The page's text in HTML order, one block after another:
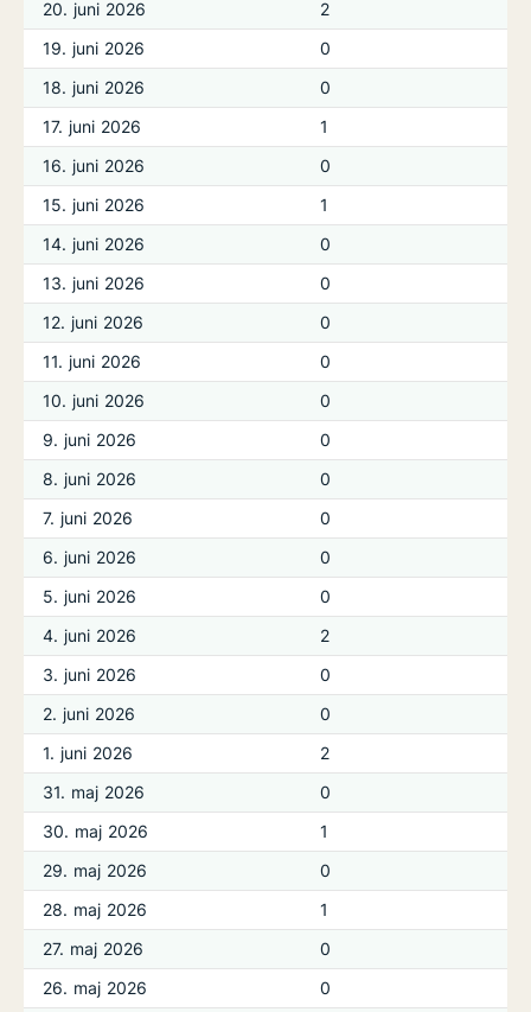
20. juni 2026
2
19. juni 2026
0
18. juni 2026
0
17. juni 2026
1
16. juni 2026
0
15. juni 2026
1
14. juni 2026
0
13. juni 2026
0
12. juni 2026
0
11. juni 2026
0
10. juni 2026
0
9. juni 2026
0
8. juni 2026
0
7. juni 2026
0
6. juni 2026
0
5. juni 2026
0
4. juni 2026
2
3. juni 2026
0
2. juni 2026
0
1. juni 2026
2
31. maj 2026
0
30. maj 2026
1
29. maj 2026
0
28. maj 2026
1
27. maj 2026
0
26. maj 2026
0